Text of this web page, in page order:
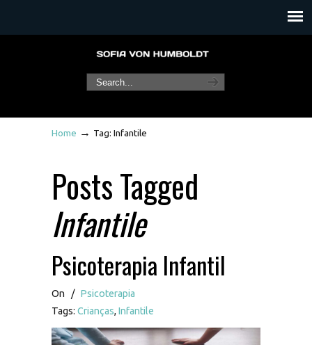
Home → Tag: Infantile
Posts Tagged
Infantile
Psicoterapia Infantil
On / Psicoterapia
Tags: Crianças, Infantile